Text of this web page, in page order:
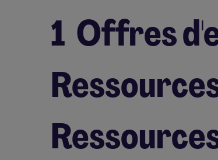
1 Offres